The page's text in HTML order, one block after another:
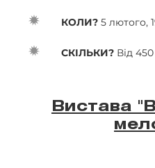
КОЛИ? 5 лютого,
СКІЛЬКИ? Від
Вистава